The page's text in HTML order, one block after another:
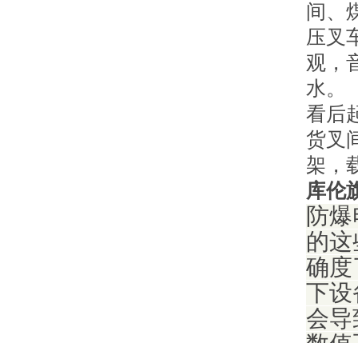
间、
压叉
观，
水。
看后
货叉
架，
库伦
防
的
确度
下设
会导